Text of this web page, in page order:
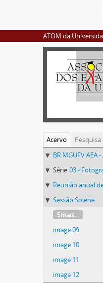
ATOM da
Acervo
BR MGUFV AEA -
Série 03 -
Reunião anual
Sessão Solene
5mais...
image 09
image 10
image 11
image 12